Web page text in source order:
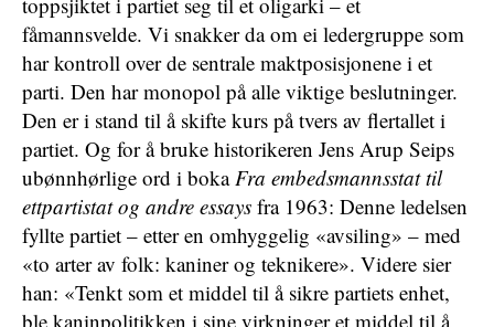
fåmannsvelde. Vi snakker da om ei ledergruppe som
har kontroll over de sentrale maktposisjonene i et
parti. Den har monopol på alle viktige beslutninger.
Den er i stand til å skifte kurs på tvers av flertallet i
partiet. Og for å bruke historikeren Jens Arup Seips
ubønnhørlige ord i bokaFra embedsmannsstat til
ettpartistat og andre essays fra 1963: Denne ledelsen
fyllte partiet – etter en omhyggelig «avsiling» – med
«to arter av folk: kaniner og teknikere». Videre sier
han: «Tenkt som et middel til å sikre partiets enhet,
ble kaninpolitikken i sine virkninger et middel til å